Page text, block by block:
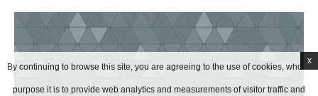
By continuing to browse this site, you are agreeing to the use of cookies, whose
purpose it is to provide web analytics and measurements of visitor traffic and
x